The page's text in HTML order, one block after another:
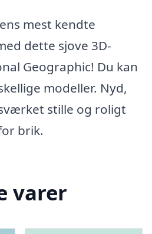
mest kendte
dette sjove 3D-
Geographic! Du kan
modeller. Nyd,
stille og roligt
brik.
varer